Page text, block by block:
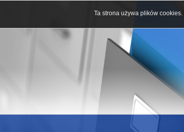
Ta strona używa plików cookies.